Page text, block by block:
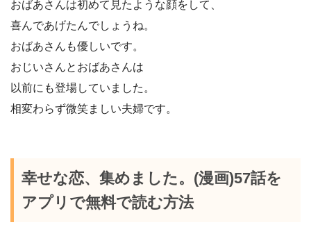
おばあさんは初めて見たような顔をして、
喜んであげたんでしょうね。
おばあさんも優しいです。
おじいさんとおばあさんは
以前にも登場していました。
相変わらず微笑ましい夫婦です。
幸せな恋、集めました。(漫画)57話を
アプリで無料で読む方法